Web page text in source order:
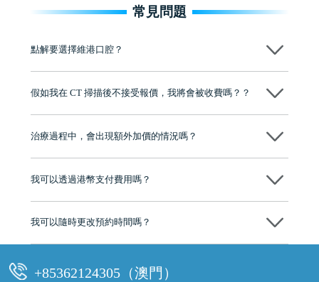
常見問題
點解要選擇維港口腔？
維港口腔踐行「醫道濟世」的大學校訓，各分院匯聚來自香港、內地的
牌」、「2025香港企業領袖品牌」，是諾貝爾種植系統全球放心植牙中
至今已服務超過三十個國家和地區的顧客，受到粵港澳大灣區及周邊城
市市民極高的口碑評價及信任推薦 珠海、深圳設有八大分院，香港亦設
有咨詢及服務保障中心，有任何問題都可以隨時預約免費咨詢，讓人十
假如我在 CT 掃描後不接受報價，我將會被收費嗎？？
治療過程中，會出現額外加價的情況嗎？
我可以透過港幣支付費用嗎？
我可以隨時更改預約時間嗎？
可以，請盡早通過wechat或whatsapp聯絡我們，告知我們你原本預約的
+85362124305（澳門）